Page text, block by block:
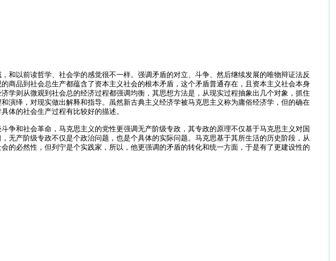
和以前读哲学、社会学的感觉很不一样。强调矛盾的对立、斗争、然后继续发展的唯物辩证法反
商品到社会总生产都蕴含了资本主义社会的根本矛盾，这个矛盾普通存在，且资本主义社会本身
学则从微观到社会总的经济过程都强调均衡，其思想方法是，从现实过程抽象出几个对象，抓住
演绎，对现实做出解释和指导。虽然新古典主义经济学被马克思主义称为庸俗经济学，但的确在
体的社会生产过程有比较好的描述。
争和社会革命，马克思主义的党性更强调无产阶级专政，其专政的原理不仅基于马克思主义对国
无产阶级专政不仅是个政治问题，也是个具体的实际问题。马克思基于其所生活的历史阶段，从
的必然性，但列宁是个实践家，所以，他更强调的矛盾的转化和统一方面，于是有了更建设性的